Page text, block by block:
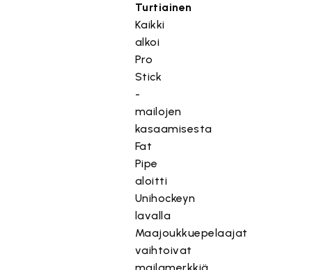
Turtiainen
Kaikki
alkoi
Pro
Stick
-
mailojen
kasaamisesta
Fat
Pipe
aloitti
Unihockeyn
lavalla
Maajoukkuepelaajat
vaihtoivat